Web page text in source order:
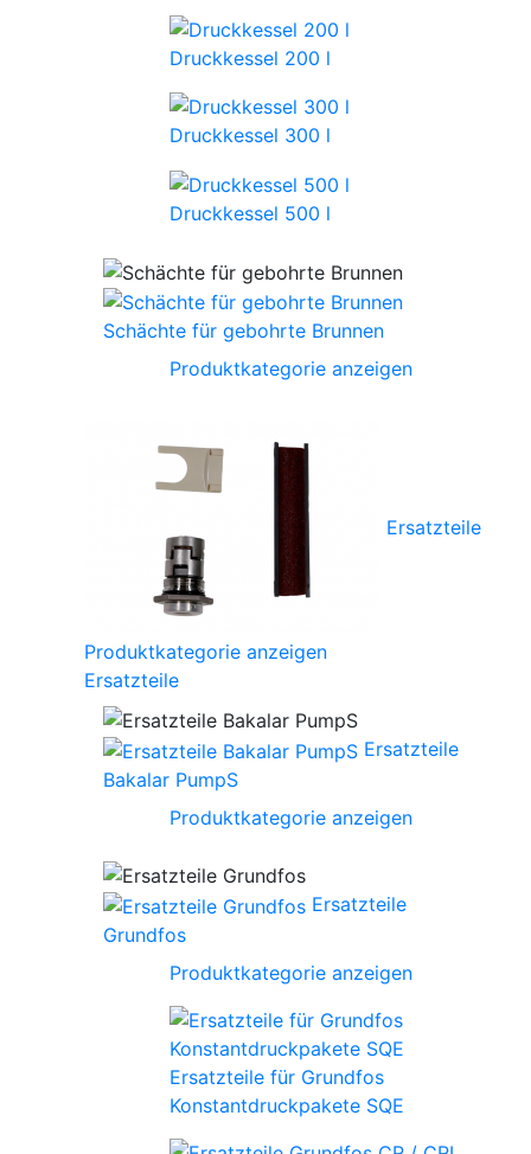
Druckkessel 200 l
Druckkessel 300 l
Druckkessel 500 l
Schächte für gebohrte Brunnen
Produktkategorie anzeigen
Ersatzteile
Produktkategorie anzeigen
Ersatzteile
Ersatzteile
Bakalar PumpS
Produktkategorie anzeigen
Ersatzteile
Grundfos
Produktkategorie anzeigen
Ersatzteile für Grundfos
Konstantdruckpakete SQE